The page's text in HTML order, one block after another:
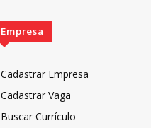
Empresa
Cadastrar Empresa
Cadastrar Vaga
Buscar Currículo